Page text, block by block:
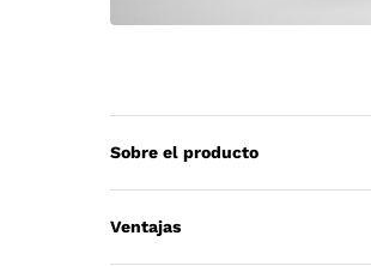
Sobre el producto
Ventajas